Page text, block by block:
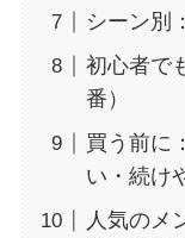
シーン別
初心者で
番）
買う前に
い・続け
人気のメ